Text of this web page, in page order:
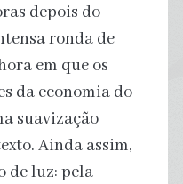
depois do
ronda de
em que os
da economia do
suavização
Ainda assim,
de luz: pela